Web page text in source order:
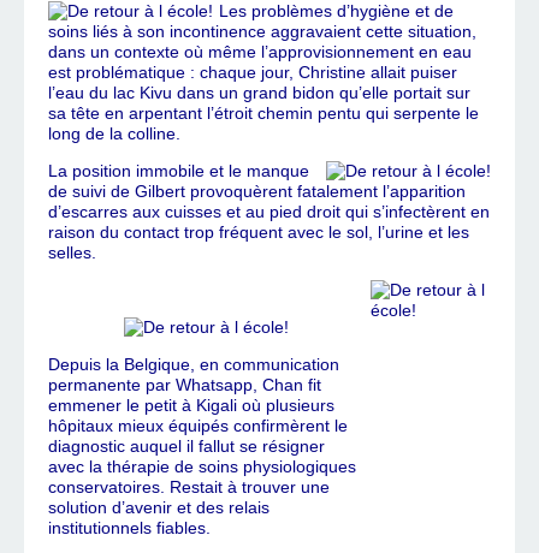
Les problèmes d’hygiène et de
soins liés à son incontinence aggravaient cette situation,
dans un contexte où même l’approvisionnement en eau
est problématique : chaque jour, Christine allait puiser
l’eau du lac Kivu dans un grand bidon qu’elle portait sur
sa tête en arpentant l’étroit chemin pentu qui serpente le
long de la colline.
La position immobile et le manque
de suivi de Gilbert provoquèrent fatalement l’apparition
d’escarres aux cuisses et au pied droit qui s’infectèrent en
raison du contact trop fréquent avec le sol, l’urine et les
selles.
Depuis la Belgique, en communication
permanente par Whatsapp, Chan fit
emmener le petit à Kigali où plusieurs
hôpitaux mieux équipés confirmèrent le
diagnostic auquel il fallut se résigner
avec la thérapie de soins physiologiques
conservatoires. Restait à trouver une
solution d’avenir et des relais
institutionnels fiables.